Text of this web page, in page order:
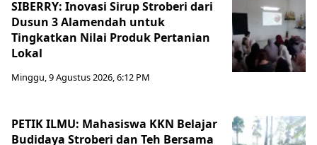
SIBERRY: Inovasi Sirup Stroberi dari
Dusun 3 Alamendah untuk
Tingkatkan Nilai Produk Pertanian
Lokal
Minggu, 9 Agustus 2026, 6:12 PM
PETIK ILMU: Mahasiswa KKN Belajar
Budidaya Stroberi dan Teh Bersama